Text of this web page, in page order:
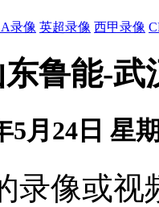
录像 英超录像 西甲录像
东鲁能-
5月24日 星
录像或